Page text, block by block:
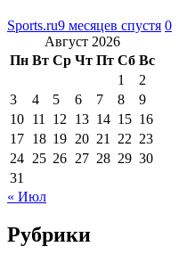
Sports.ru9 месяцев спустя 0
Август 2026
Пн Вт Ср Чт Пт Сб Вс
1
2
3
4 5 6 7 8
9
10 11 12 13 14 15 16
17 18 19 20 21 22 23
24 25 26 27 28 29 30
31
« Июл
Рубрики